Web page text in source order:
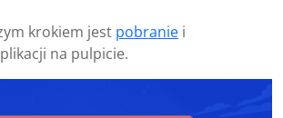
krokiem jest pobranie i
na pulpicie.